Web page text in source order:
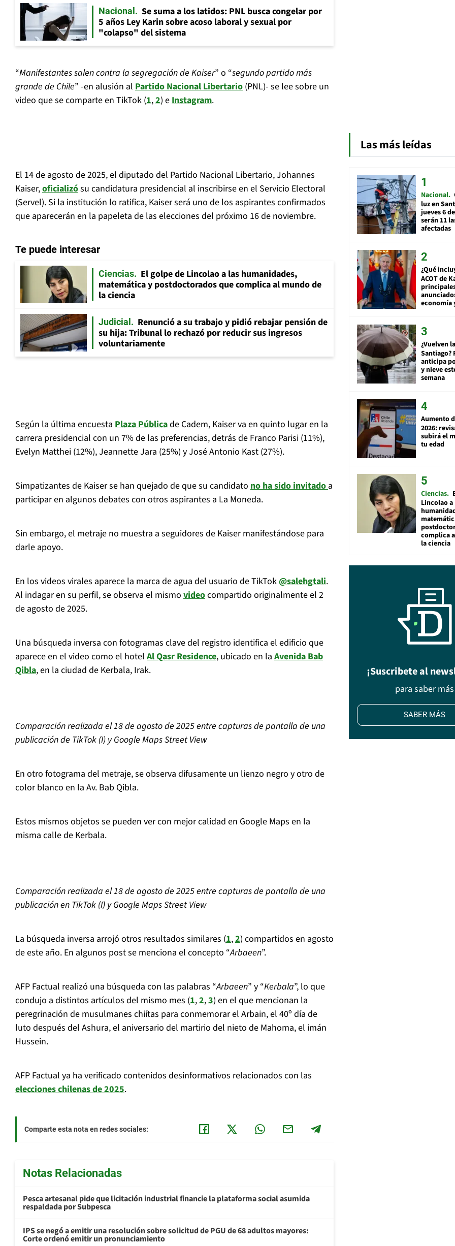
Nacional
Se suma a los latidos: PNL busca congelar por
5 años Ley Karin sobre acoso laboral y sexual por
"colapso" del sistema
“Manifestantes salen contra la segregación de Kaiser” o “segundo partido más
grande de Chile” -en alusión al Partido Nacional Libertario (PNL)- se lee sobre un
video que se comparte en TikTok (1,2) eInstagram.
El 14 de agosto de 2025, el diputado del Partido Nacional Libertario, Johannes
Kaiser,oficializósu candidatura presidencial al inscribirse en el Servicio Electoral
(Servel). Si la institución lo ratifica, Kaiser será uno de los aspirantes confirmados
que aparecerán en la papeleta de las elecciones del próximo 16 de noviembre.
Te puede interesar
Ciencias
El golpe de Lincolao a las humanidades,
matemática y postdoctorados que complica al mundo de
la ciencia
Judicial
Renunció a su trabajo y pidió rebajar pensión de
su hija: Tribunal lo rechazó por reducir sus ingresos
voluntariamente
Según la última encuesta Plaza Públicade Cadem, Kaiser va en quinto lugar en la
carrera presidencial con un 7% de las preferencias, detrás de Franco Parisi (11%),
Evelyn Matthei (12%), Jeannette Jara (25%) y José Antonio Kast (27%).
Simpatizantes de Kaiser se han quejado de que su candidato no ha sido invitadoa
participar en algunos debates con otros aspirantes a La Moneda.
Sin embargo, el metraje no muestra a seguidores de Kaiser manifestándose para
darle apoyo.
En los videos virales aparece la marca de agua del usuario de TikTok@salehgtali.
Al indagar en su perfil, se observa el mismo videocompartido originalmente el 2
de agosto de 2025.
Una búsqueda inversa con fotogramas clave del registro identifica el edificio que
aparece en el video como el hotel Al Qasr Residence, ubicado en la Avenida Bab
Qibla, en la ciudad de Kerbala, Irak.
Comparación realizada el 18 de agosto de 2025 entre capturas de pantalla de una
publicación de TikTok (I) y Google Maps Street View
En otro fotograma del metraje, se observa difusamente un lienzo negro y otro de
color blanco en la Av. Bab Qibla.
Estos mismos objetos se pueden ver con mejor calidad en Google Maps en la
misma calle de Kerbala.
Comparación realizada el 18 de agosto de 2025 entre capturas de pantalla de una
publicación en TikTok (I) y Google Maps Street View
La búsqueda inversa arrojó otros resultados similares (1,2) compartidos en agosto
de este año. En algunos post se menciona el concepto “Arbaeen”.
AFP Factual realizó una búsqueda con las palabras “Arbaeen” y “Kerbala”, lo que
condujo a distintos artículos del mismo mes (1,2,3) en el que mencionan la
peregrinación de musulmanes chiítas para conmemorar el Arbain, el 40º día de
luto después del Ashura, el aniversario del martirio del nieto de Mahoma, el imán
Hussein.
AFP Factual ya ha verificado contenidos desinformativos relacionados con las
elecciones chilenas de 2025.
Comparte esta nota en redes sociales:
Notas Relacionadas
Pesca artesanal pide que licitación industrial financie la plataforma social asumida
respaldada por Subpesca
IPS se negó a emitir una resolución sobre solicitud de PGU de 68 adultos mayores:
Corte ordenó emitir un pronunciamiento
Las más leídas
Nacional
luz en
jueves 6
serán 11
afectadas
¿Qué
ACOT de
economía
¿Vuelven
Santiago?
anticipa
y nieve
semana
Aumento
2026:
subirá el
tu edad
Ciencias
Lincolao a
complica
la ciencia
¡Suscribete al
para saber más
SABER MÁS